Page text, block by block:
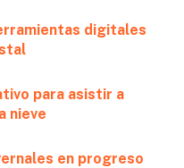
digitales
para asistir a
nieve
en progreso